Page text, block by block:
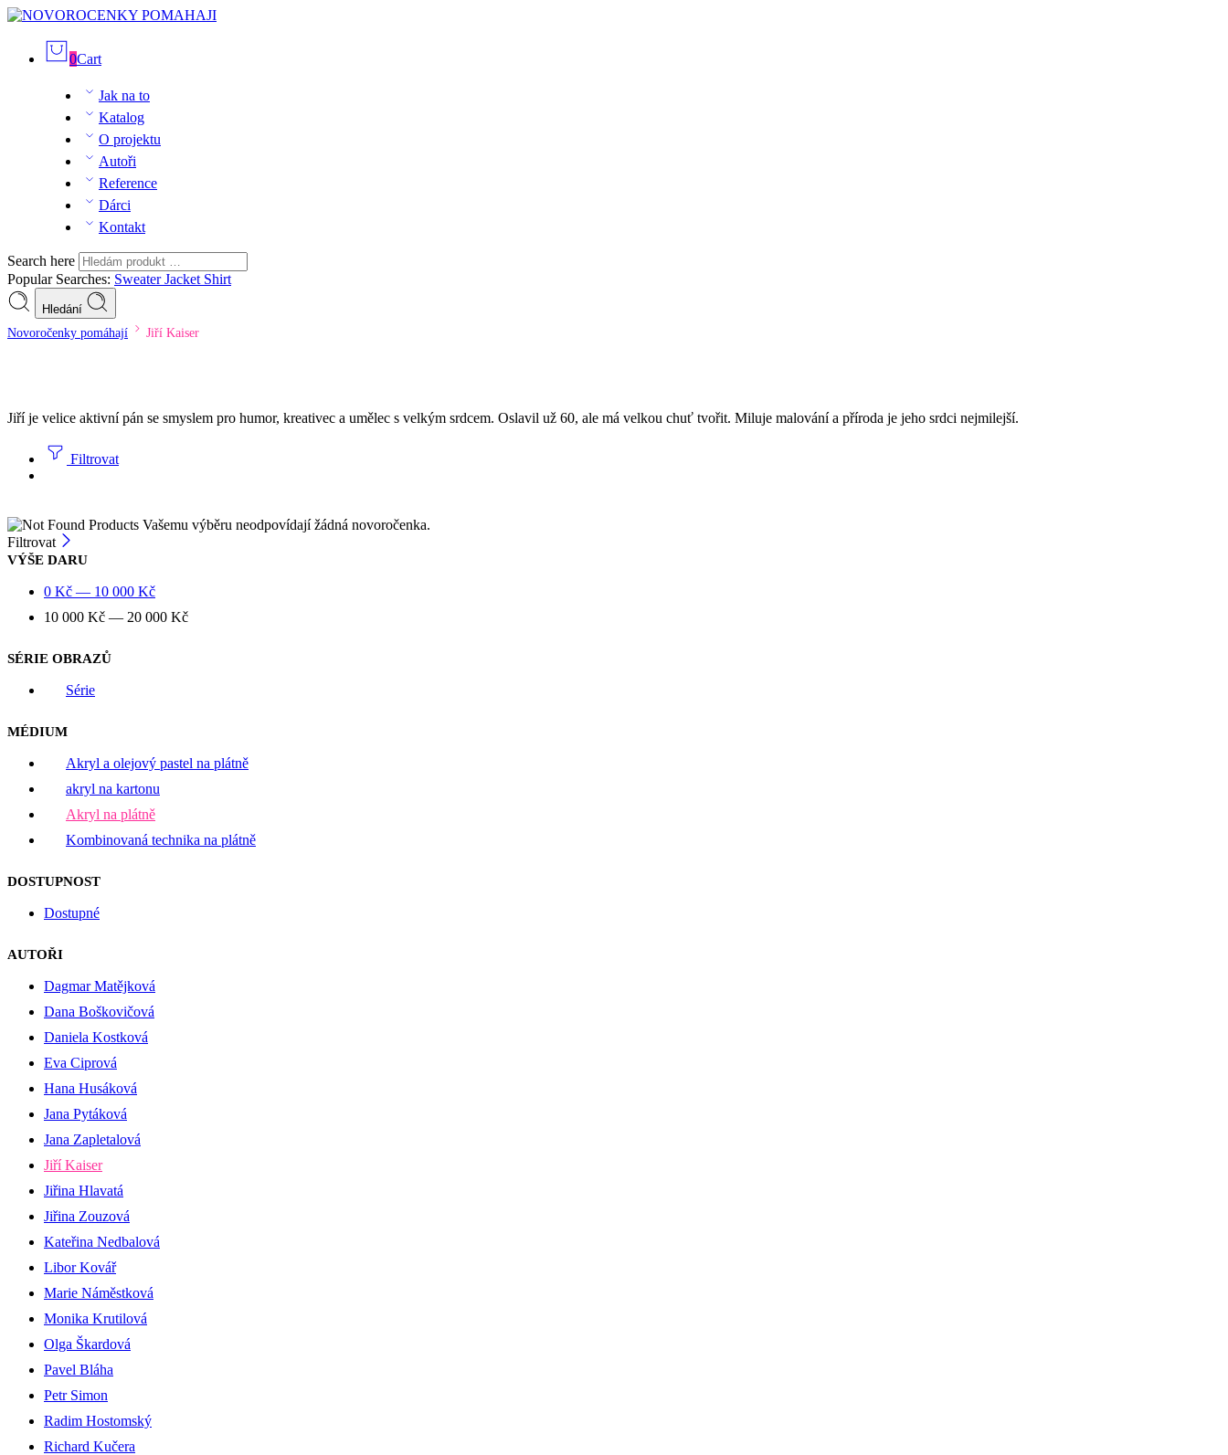
0Cart
Jak na to
Katalog
O projektu
Autoři
Reference
Dárci
Kontakt
Search here
Popular Searches: SweaterJacket Shirt
Hledání
Novoročenky pomáhají Jiří Kaiser
Jiří je velice aktivní pán se smyslem pro humor, kreativec a umělec s velkým srdcem. Oslavil už 60, ale má velkou chuť tvořit. Miluje malování a příroda je jeho srdci nejmilejší.
Filtrovat
Vašemu výběru neodpovídají žádná novoročenka.
Filtrovat
VÝŠE DARU
0 Kč — 10 000 Kč
10 000 Kč — 20 000 Kč
SÉRIE OBRAZŮ
Série
MÉDIUM
Akryl a olejový pastel na plátně
akryl na kartonu
Akryl na plátně
Kombinovaná technika na plátně
DOSTUPNOST
Dostupné
AUTOŘI
Dagmar Matějková
Dana Boškovičová
Daniela Kostková
Eva Ciprová
Hana Husáková
Jana Pytáková
Jana Zapletalová
Jiří Kaiser
Jiřina Hlavatá
Jiřina Zouzová
Kateřina Nedbalová
Libor Kovář
Marie Náměstková
Monika Krutilová
Olga Škardová
Pavel Bláha
Petr Simon
Radim Hostomský
Richard Kučera